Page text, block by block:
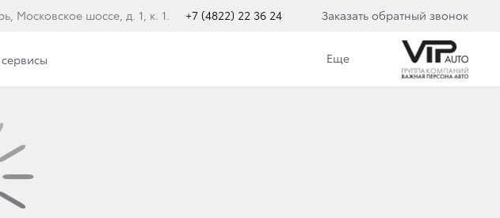
Московское шоссе, д. 1, к. 1. +7 (4822) 22 36 24 Заказать обратный звонок
Еще
И КАКИЕ У НЕЕ